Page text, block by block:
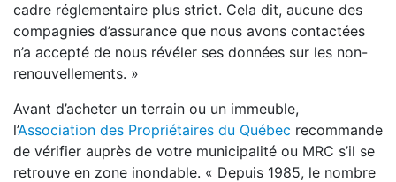
cadre réglementaire plus strict. Cela dit, aucune des
compagnies d’assurance que nous avons contactées
n’a accepté de nous révéler ses données sur les non-
renouvellements. »
Avant d’acheter un terrain ou un immeuble,
l’Association des Propriétaires du Québec recommande
de vérifier auprès de votre municipalité ou MRC s’il se
retrouve en zone inondable. « Depuis 1985, le nombre